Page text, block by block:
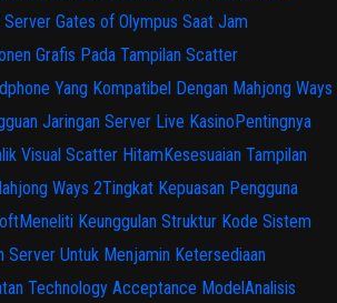
Gates of Olympus Saat Jam
Grafis Pada Tampilan Scatter
Yang Kompatibel Dengan Mahjong Ways
Jaringan Server Live KasinoPentingnya
Visual Scatter HitamKesesuaian Tampilan
Ways 2Tingkat Kepuasan Pengguna
Meneliti Keunggulan Struktur Kode Sistem
Server Untuk Menjamin Ketersediaan
Technology Acceptance ModelAnalisis